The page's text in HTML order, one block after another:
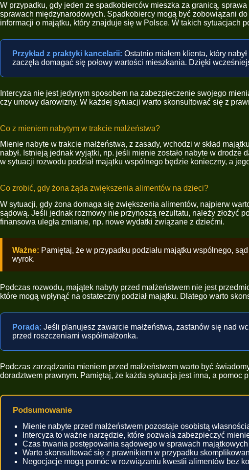
W przypadku, gdy jeden ze spadkobierców mieszka za granicą,
sprawach międzynarodowych. Spadkobiercy mogą być zobowiązani
informacji o majątku, który znajduje się w Polsce. W takich sytuacjach
Przykład z praktyki kancelarii: Ostatnio miałem klienta, który
zaczęła domagać się połowy wartości mieszkania. Dzięki
Intercyza nie jest jedynym sposobem na zabezpieczenie swojego
czy umowy darowizny. W każdej sytuacji warto skonsultować się z
Co z mieniem nabytym w trakcie małżeństwa?
Mienie nabyte w trakcie małżeństwa, z zasady, wchodzi w skład
nabył. Istnieją jednak wyjątki, np. jeśli mienie zostało nabyte w
w sytuacji rozwodu podział majątku wspólnego będzie konieczny, a
Co zrobić, gdy żona żąda zwiększenia alimentów na dzieci?
W sytuacji, gdy żona domaga się zwiększenia alimentów, najpierw
sądową. Jeśli jednak rozmowy nie przynoszą rezultatu, należy złożyć
finansowa uległa zmianie, np. nowe wydatki związane z dziećmi.
Ważne: Pamiętaj, że w przypadku podziału majątku wspólnego,
wyrok.
Podczas rozwodu, majątek nabyty przed małżeństwem nie jest
które mogą wpłynąć na ostateczny podział majątku. Dlatego warto
Porada: Jeśli planujesz zawarcie małżeństwa, zastanów się nad
przed roszczeniami współmałżonka.
Podczas zarządzania mieniem przed małżeństwem warto być
doradztwem prawnym. Pamiętaj, że każda sytuacja jest inna, a pomoc
Podsumowanie
Mienie nabyte przed małżeństwem pozostaje osobistą
Intercyza to ważne narzędzie, które pozwala zabezpieczyć
Czas trwania postępowania sądowego w sprawach
Warto skonsultować się z prawnikiem w przypadku
Negocjacje mogą pomóc w rozwiązaniu kwestii alimentów bez